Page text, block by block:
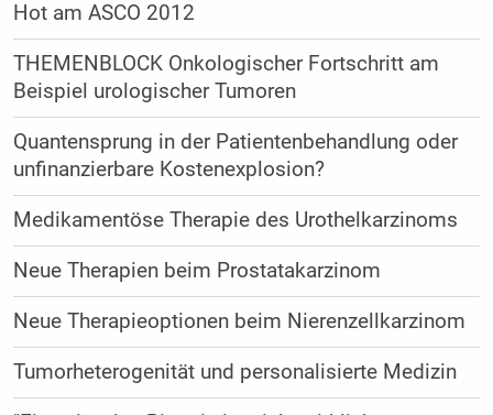
Hot am ASCO 2012
THEMENBLOCK Onkologischer Fortschritt am
Beispiel urologischer Tumoren
Quantensprung in der Patientenbehandlung oder
unfinanzierbare Kostenexplosion?
Medikamentöse Therapie des Urothelkarzinoms
Neue Therapien beim Prostatakarzinom
Neue Therapieoptionen beim Nierenzellkarzinom
Tumorheterogenität und personalisierte Medizin